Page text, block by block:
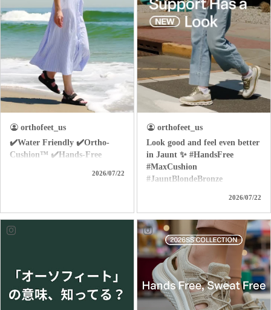
orthofeet_us
✔️Water Friendly ✔️Ortho-
Cushion™ ✔️Hands-Free
2026/07/22
orthofeet_us
Look good and feel even better
in Jaunt ✨ #HandsFree
#MaxCushion
#JauntBlondeBronze
2026/07/22